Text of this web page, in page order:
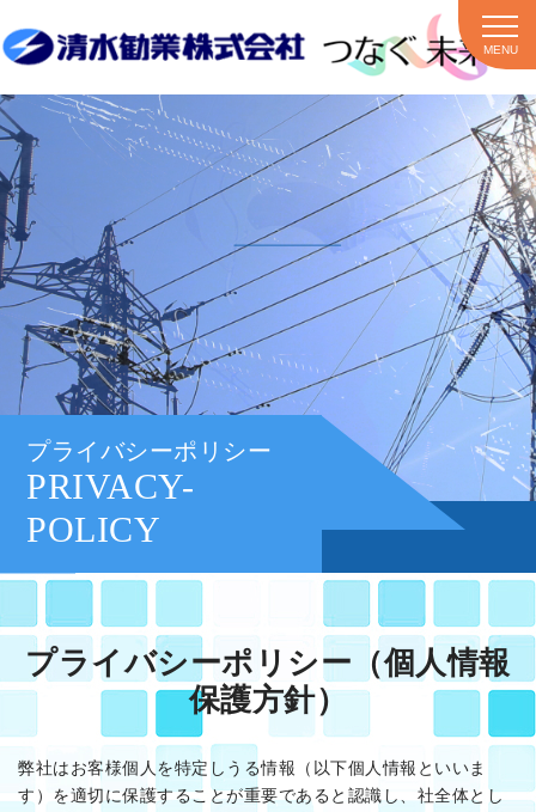
MENU
プライバシーポリシー
PRIVACY-
POLICY
プライバシーポリシー（個人情報
保護方針）
弊社はお客様個人を特定しうる情報（以下個人情報といいま
す）を適切に保護することが重要であると認識し、社全体とし